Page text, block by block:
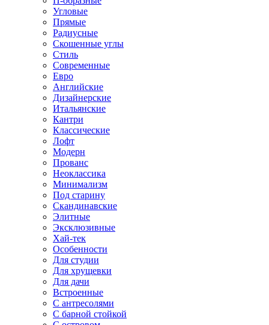
Угловые
Прямые
Радиусные
Скошенные углы
Стиль
Современные
Евро
Английские
Дизайнерские
Итальянские
Кантри
Классические
Лофт
Модерн
Прованс
Неоклассика
Минимализм
Под старину
Скандинавские
Элитные
Эксклюзивные
Хай-тек
Особенности
Для студии
Для хрущевки
Для дачи
Встроенные
С антресолями
С барной стойкой